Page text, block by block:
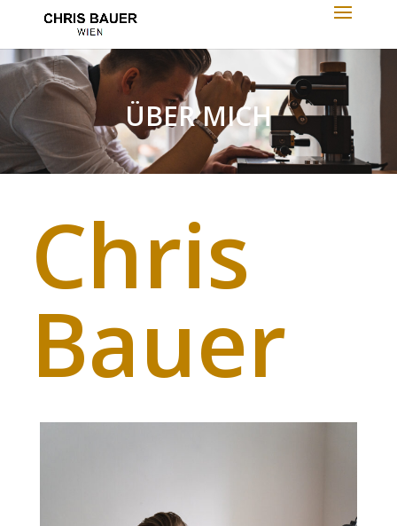
ÜBER MICH
Chris
Bauer